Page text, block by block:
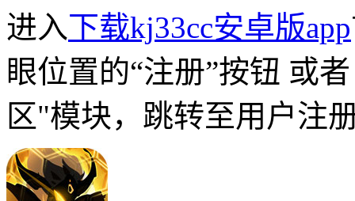
进入下载kj33cc安卓版app
眼位置的“注册”按钮 或
区"模块，跳转至用户注